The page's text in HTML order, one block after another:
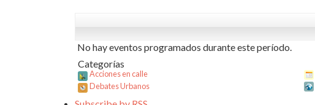
No hay eventos programados durante este período.
Categorías
Acciones en calle
Debates Urbanos